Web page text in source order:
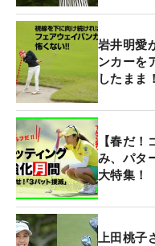
岩井明愛
ンカーを
したまま！
【春だ
み、パタ
大特集！
上田桃子